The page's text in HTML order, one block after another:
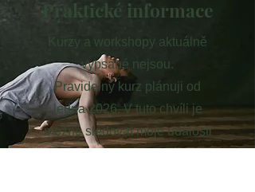
Praktické informace
Kurzy a workshopy aktuálně
vypsané nejsou.
Pravidelný kurz plánuji od
ledna 2026. V tuto chvíli je
možné sledovat moje události